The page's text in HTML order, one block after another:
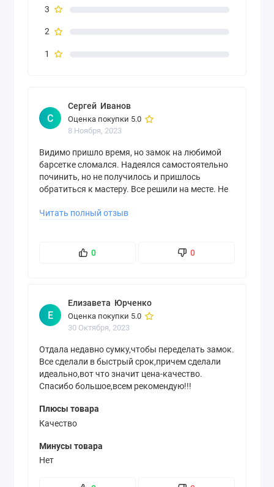
3
2
1
С
Сергей Иванов
Оценка покупки 5.0
8 Ноября, 2023
Видимо пришло время, но замок на любимой
барсетке сломался. Надеялся самостоятельно
починить, но не получилось и пришлось
обратиться к мастеру. Все решили на месте. Не
ней в другой день. Через час все было как
Читать полный отзыв
0 0
Е
Елизавета Юрченко
Оценка покупки 5.0
30 Октября, 2023
Отдала недавно сумку,чтобы переделать замок.
Все сделали в быстрый срок,причем сделали
идеально,вот что значит цена-качество.
Спасибо большое,всем рекомендую!!!
Плюсы товара
Качество
Минусы товара
Нет